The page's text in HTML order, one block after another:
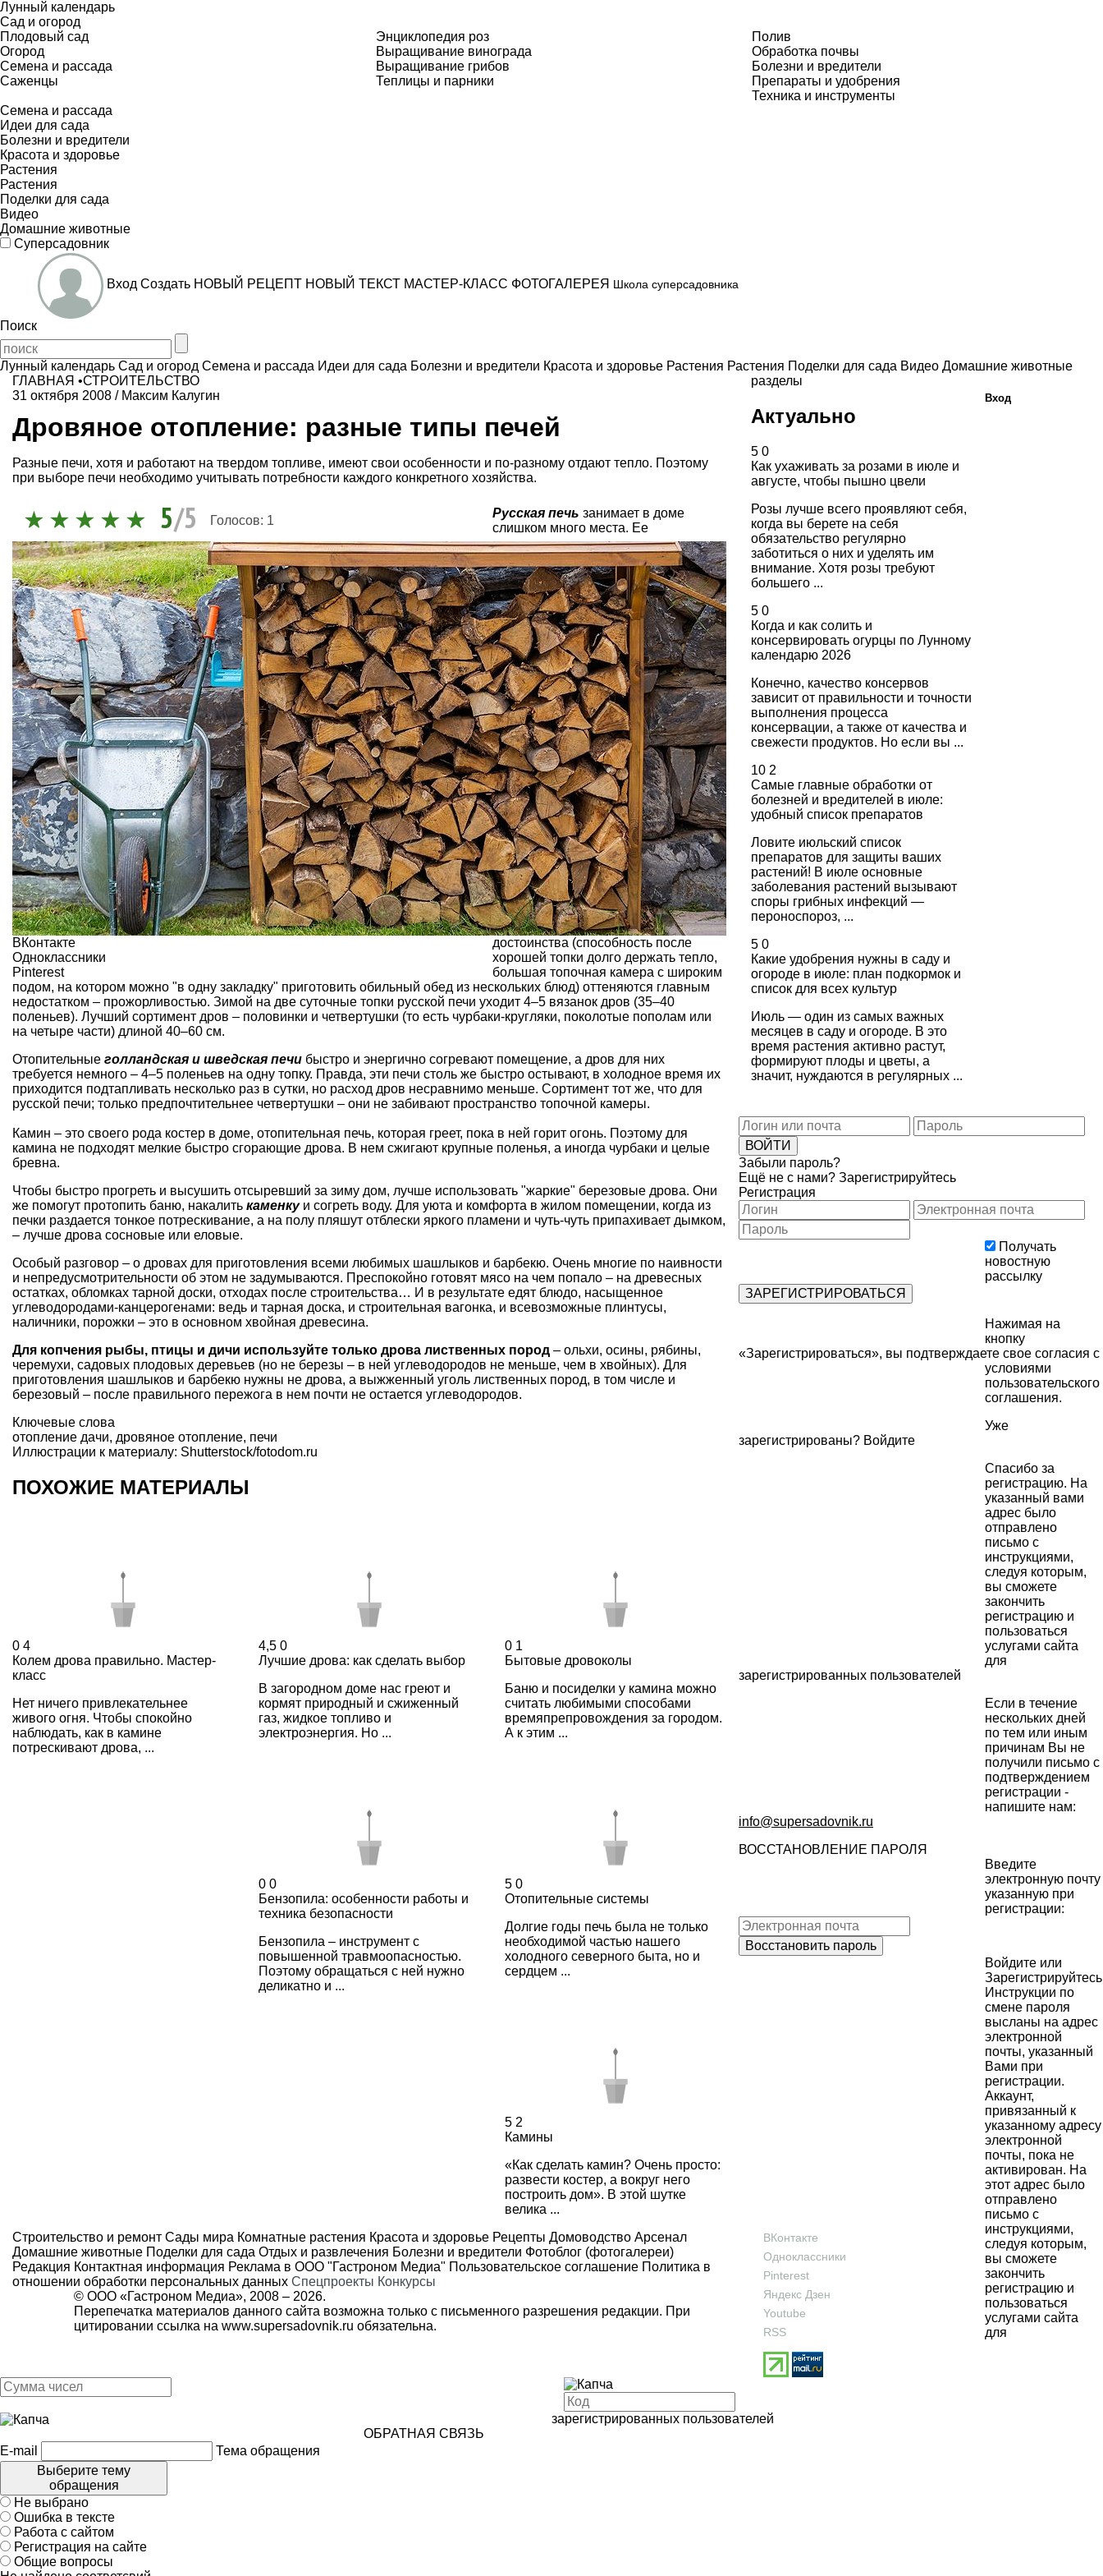
Лунный календарь
Сад и огород
Плодовый сад
Огород
Семена и рассада
Саженцы
Энциклопедия роз
Выращивание винограда
Выращивание грибов
Теплицы и парники
Полив
Обработка почвы
Болезни и вредители
Препараты и удобрения
Техника и инструменты
Семена и рассада
Идеи для сада
Болезни и вредители
Красота и здоровье
Растения
Растения
Поделки для сада
Видео
Домашние животные
Суперсадовник
Вход Создать НОВЫЙ РЕЦЕПТ НОВЫЙ ТЕКСТ МАСТЕР-КЛАСС ФОТОГАЛЕРЕЯ Школа суперсадовника
Поиск
Лунный календарь Сад и огород Семена и рассада Идеи для сада Болезни и вредители Красота и здоровье Растения Растения Поделки для сада Видео Домашние животные
ГЛАВНАЯ •СТРОИТЕЛЬСТВО
31 октября 2008 / Максим Калугин
Дровяное отопление: разные типы печей
Разные печи, хотя и работают на твердом топливе, имеют свои особенности и по-разному отдают тепло. Поэтому
при выборе печи необходимо учитывать потребности каждого конкретного хозяйства.
5/5 Голосов: 1
ВКонтакте
Одноклассники
Pinterest
Русская печь занимает в доме
слишком много места. Ее
достоинства (способность после
хорошей топки долго держать тепло,
большая топочная камера с широким
подом, на котором можно "в одну закладку" приготовить обильный обед из нескольких блюд) оттеняются главным
недостатком – прожорливостью. Зимой на две суточные топки русской печи уходит 4–5 вязанок дров (35–40
поленьев). Лучший сортимент дров – половинки и четвертушки (то есть чурбаки-кругляки, поколотые пополам или
на четыре части) длиной 40–60 см.
Отопительные голландская и шведская печи быстро и энергично согревают помещение, а дров для них
требуется немного – 4–5 поленьев на одну топку. Правда, эти печи столь же быстро остывают, в холодное время их
приходится подтапливать несколько раз в сутки, но расход дров несравнимо меньше. Сортимент тот же, что для
русской печи; только предпочтительнее четвертушки – они не забивают пространство топочной камеры.
Камин – это своего рода костер в доме, отопительная печь, которая греет, пока в ней горит огонь. Поэтому для
камина не подходят мелкие быстро сгорающие дрова. В нем сжигают крупные поленья, а иногда чурбаки и целые
бревна.
Чтобы быстро прогреть и высушить отсыревший за зиму дом, лучше использовать "жаркие" березовые дрова. Они
же помогут протопить баню, накалить каменкуи согреть воду. Для уюта и комфорта в жилом помещении, когда из
печки раздается тонкое потрескивание, а на полу пляшут отблески яркого пламени и чуть-чуть припахивает дымком,
– лучше дрова сосновые или еловые.
Особый разговор – о дровах для приготовления всеми любимых шашлыков и барбекю. Очень многие по наивности
и непредусмотрительности об этом не задумываются. Преспокойно готовят мясо на чем попало – на древесных
остатках, обломках тарной доски, отходах после строительства… И в результате едят блюдо, насыщенное
углеводородами-канцерогенами: ведь и тарная доска, и строительная вагонка, и всевозможные плинтусы,
наличники, порожки – это в основном хвойная древесина.
Для копчения рыбы, птицы и дичи используйте только дрова лиственных пород – ольхи, осины, рябины,
черемухи, садовых плодовых деревьев (но не березы – в ней углеводородов не меньше, чем в хвойных). Для
приготовления шашлыков и барбекю нужны не дрова, а выжженный уголь лиственных пород, в том числе и
березовый – после правильного пережога в нем почти не остается углеводородов.
Ключевые слова
отопление дачи, дровяное отопление, печи
Иллюстрации к материалу: Shutterstock/fotodom.ru
ПОХОЖИЕ МАТЕРИАЛЫ
0 4
Колем дрова правильно. Мастер-
класс
Нет ничего привлекательнее
живого огня. Чтобы спокойно
наблюдать, как в камине
потрескивают дрова, ...
4,5 0
Лучшие дрова: как сделать выбор
В загородном доме нас греют и
кормят природный и сжиженный
газ, жидкое топливо и
электроэнергия. Но ...
0 1
Бытовые дровоколы
Баню и посиделки у камина можно
считать любимыми способами
времяпрепровождения за городом.
А к этим ...
0 0
Бензопила: особенности работы и
техника безопасности
Бензопила – инструмент с
повышенной травмоопасностью.
Поэтому обращаться с ней нужно
деликатно и ...
5 0
Отопительные системы
Долгие годы печь была не только
необходимой частью нашего
холодного северного быта, но и
сердцем ...
5 2
Камины
«Как сделать камин? Очень просто:
развести костер, а вокруг него
построить дом». В этой шутке
велика ...
разделы
Актуально
5 0
Как ухаживать за розами в июле и
августе, чтобы пышно цвели
Розы лучше всего проявляют себя,
когда вы берете на себя
обязательство регулярно
заботиться о них и уделять им
внимание. Хотя розы требуют
большего ...
5 0
Когда и как солить и
консервировать огурцы по Лунному
календарю 2026
Конечно, качество консервов
зависит от правильности и точности
выполнения процесса
консервации, а также от качества и
свежести продуктов. Но если вы ...
10 2
Самые главные обработки от
болезней и вредителей в июле:
удобный список препаратов
Ловите июльский список
препаратов для защиты ваших
растений! В июле основные
заболевания растений вызывают
споры грибных инфекций —
пероноспороз, ...
5 0
Какие удобрения нужны в саду и
огороде в июле: план подкормок и
список для всех культур
Июль — один из самых важных
месяцев в саду и огороде. В это
время растения активно растут,
формируют плоды и цветы, а
значит, нуждаются в регулярных ...
Строительство и ремонт Сады мира Комнатные растения Красота и здоровье Рецепты Домоводство Арсенал
Домашние животные Поделки для сада Отдых и развлечения Болезни и вредители Фотоблог (фотогалереи)
Редакция Контактная информация Реклама в ООО "Гастроном Медиа" Пользовательское соглашение Политика в
отношении обработки персональных данных Спецпроекты Конкурсы
© ООО «Гастроном Медиа», 2008 – 2026.
Перепечатка материалов данного сайта возможна только с письменного разрешения редакции. При
цитировании ссылка на www.supersadovnik.ru обязательна.
ВКонтакте
Одноклассники
Pinterest
Яндекс Дзен
Youtube
RSS
Вход
Забыли пароль?
Ещё не с нами? Зарегистрируйтесь
Регистрация
Получать
новостную
рассылку
Нажимая на
кнопку
«Зарегистрироваться», вы подтверждаете свое согласия с
условиями
пользовательского
соглашения.
Уже
зарегистрированы? Войдите
Спасибо за
регистрацию. На
указанный вами
адрес было
отправлено
письмо с
инструкциями,
следуя которым,
вы сможете
закончить
регистрацию и
пользоваться
услугами сайта
для
зарегистрированных пользователей
Если в течение
нескольких дней
по тем или иным
причинам Вы не
получили письмо с
подтверждением
регистрации -
напишите нам:
info@supersadovnik.ru
ВОССТАНОВЛЕНИЕ ПАРОЛЯ
Введите
электронную почту
указанную при
регистрации:
Войдите или
Зарегистрируйтесь
Инструкции по
смене пароля
высланы на адрес
электронной
почты, указанный
Вами при
регистрации.
Аккаунт,
привязанный к
указанному адресу
электронной
почты, пока не
активирован. На
этот адрес было
отправлено
письмо с
инструкциями,
следуя которым,
вы сможете
закончить
регистрацию и
пользоваться
услугами сайта
для
зарегистрированных пользователей
ОБРАТНАЯ СВЯЗЬ
E-mail
Тема обращения
Выберите тему
обращения
Не выбрано
Ошибка в тексте
Работа с сайтом
Регистрация на сайте
Общие вопросы